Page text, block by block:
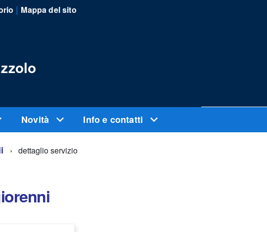
| Mappa del sito
Novità Info e contatti
dettaglio servizio